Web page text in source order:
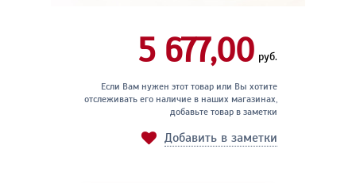
5 677,00 руб.
Если Вам нужен этот товар или Вы хотите
отслеживать его наличие в наших магазинах,
добавьте товар в заметки
Добавить в заметки